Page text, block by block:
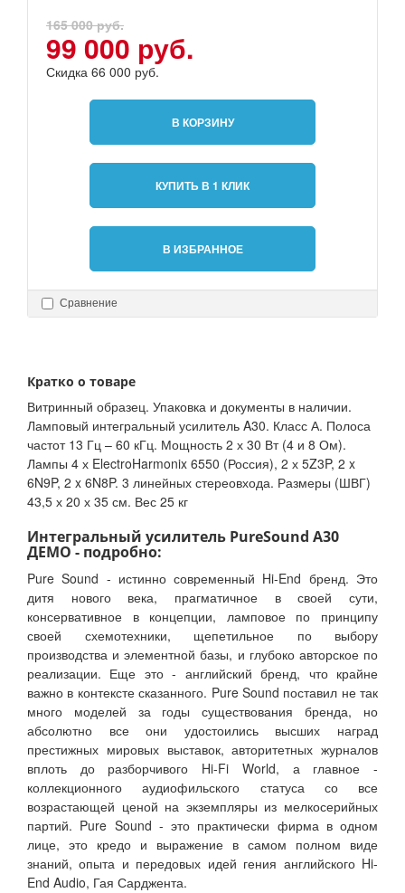
165 000 руб.
99 000 руб.
Скидка 66 000 руб.
В КОРЗИНУ
КУПИТЬ В 1 КЛИК
В ИЗБРАННОЕ
Сравнение
Кратко о товаре
Витринный образец. Упаковка и документы в наличии.
Ламповый интегральный усилитель A30. Класс А. Полоса
частот 13 Гц – 60 кГц. Мощность 2 х 30 Вт (4 и 8 Ом).
Лампы 4 х ElectroHarmonix 6550 (Россия), 2 х 5Z3P, 2 x
6N9P, 2 x 6N8P. 3 линейных стереовхода. Размеры (ШВГ)
43,5 х 20 х 35 см. Вес 25 кг
Интегральный усилитель PureSound A30
ДЕМО - подробно:
Pure Sound - истинно современный Hi-End бренд. Это
дитя нового века, прагматичное в своей сути,
консервативное в концепции, ламповое по принципу
своей схемотехники, щепетильное по выбору
производства и элементной базы, и глубоко авторское по
реализации. Еще это - английский бренд, что крайне
важно в контексте сказанного. Pure Sound поставил не так
много моделей за годы существования бренда, но
абсолютно все они удостоились высших наград
престижных мировых выставок, авторитетных журналов
вплоть до разборчивого Hi-Fi World, а главное -
коллекционного аудиофильского статуса со все
возрастающей ценой на экземпляры из мелкосерийных
партий. Pure Sound - это практически фирма в одном
лице, это кредо и выражение в самом полном виде
знаний, опыта и передовых идей гения английского Hi-
End Audio, Гая Сарджента.